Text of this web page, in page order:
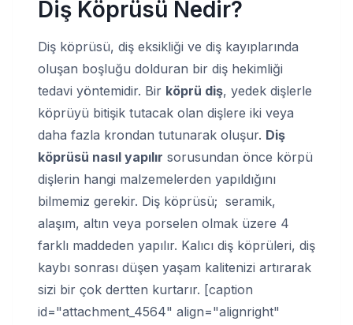
Diş Köprüsü Nedir?
Diş köprüsü, diş eksikliği ve diş kayıplarında
oluşan boşluğu dolduran bir diş hekimliği
tedavi yöntemidir. Bir köprü diş, yedek dişlerle
köprüyü bitişik tutacak olan dişlere iki veya
daha fazla krondan tutunarak oluşur. Diş
köprüsü nasıl yapılır sorusundan önce körpü
dişlerin hangi malzemelerden yapıldığını
bilmemiz gerekir. Diş köprüsü; seramik,
alaşım, altın veya porselen olmak üzere 4
farklı maddeden yapılır. Kalıcı diş köprüleri, diş
kaybı sonrası düşen yaşam kalitenizi artırarak
sizi bir çok dertten kurtarır. [caption
id="attachment_4564" align="alignright"